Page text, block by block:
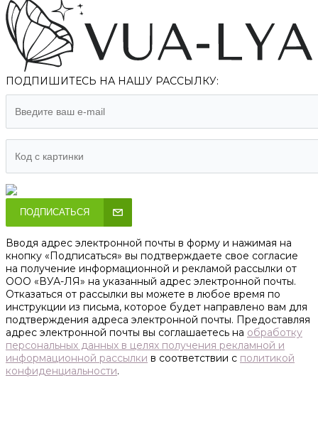
ПОДПИШИТЕСЬ НА НАШУ РАССЫЛКУ:
ПОДПИСАТЬСЯ
Вводя адрес электронной почты в форму и нажимая на
кнопку «Подписаться» вы подтверждаете свое согласие
на получение информационной и рекламой рассылки от
ООО «ВУА-ЛЯ» на указанный адрес электронной почты.
Отказаться от рассылки вы можете в любое время по
инструкции из письма, которое будет направлено вам для
подтверждения адреса электронной почты. Предоставляя
адрес электронной почты вы соглашаетесь на обработку
персональных данных в целях получения рекламной и
информационной рассылки в соответствии с политикой
конфиденциальности.